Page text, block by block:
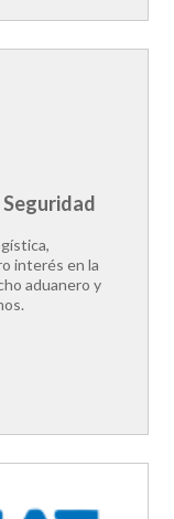
interés en la
aduanero y